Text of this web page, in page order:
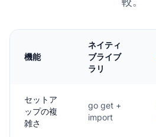
機能
ネイティ
ブライブ
ラリ
セットア
ップの複
雑さ
go get +
import